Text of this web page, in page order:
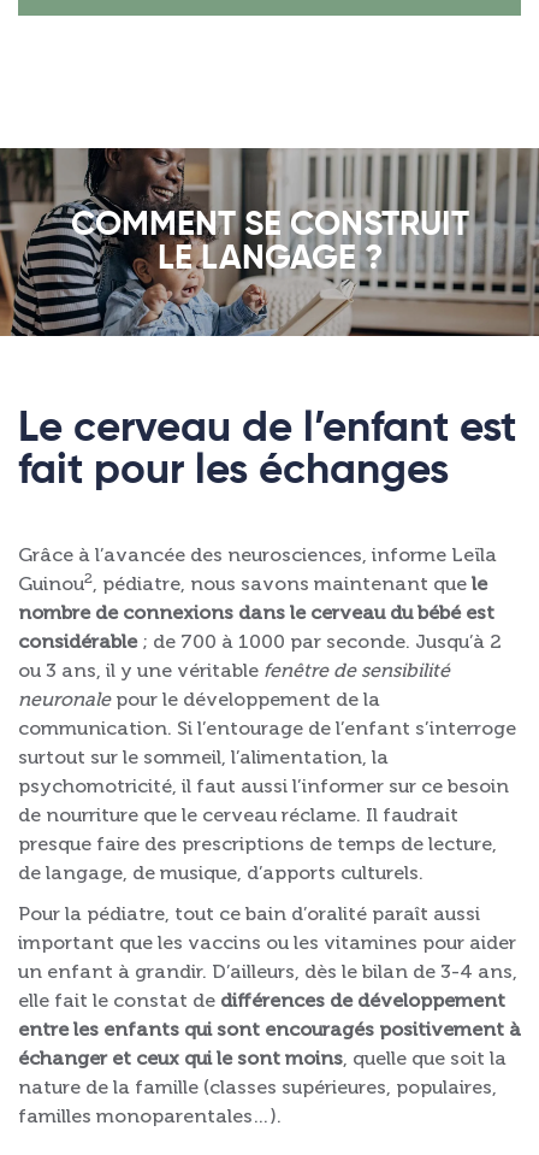
COMMENT SE CONSTRUIT
LE LANGAGE ?
Le cerveau de l’enfant est
fait pour les échanges
Grâce à l’avancée des neurosciences, informe Leïla
Guinou2 , pédiatre, nous savons maintenant que le
nombre de connexions dans le cerveau du bébé est
considérable; de 700 à 1000 par seconde. Jusqu’à 2
ou 3 ans, il y une véritable fenêtre de sensibilité
neuronalepour le développement de la
communication. Si l’entourage de l’enfant s’interroge
surtout sur le sommeil, l’alimentation, la
psychomotricité, il faut aussi l’informer sur ce besoin
de nourriture que le cerveau réclame. Il faudrait
presque faire des prescriptions de temps de lecture,
de langage, de musique, d’apports culturels.
Pour la pédiatre, tout ce bain d’oralité paraît aussi
important que les vaccins ou les vitamines pour aider
un enfant à grandir. D’ailleurs, dès le bilan de 3-4 ans,
elle fait le constat de différences de développement
entre les enfants qui sont encouragés positivement à
échanger et ceux qui le sont moins , quelle que soit la
nature de la famille (classes supérieures, populaires,
familles monoparentales…).